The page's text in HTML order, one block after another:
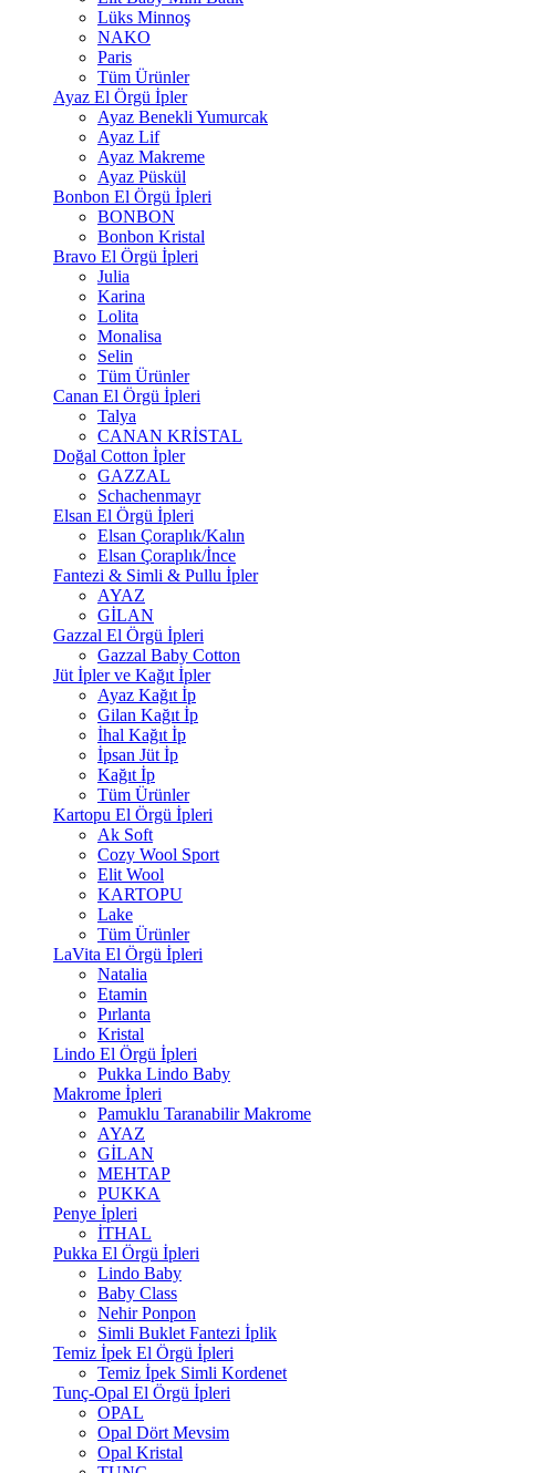
Lüks Minnoş
NAKO
Paris
Tüm Ürünler
Ayaz El Örgü İpler
Ayaz Benekli Yumurcak
Ayaz Lif
Ayaz Makreme
Ayaz Püskül
Bonbon El Örgü İpleri
BONBON
Bonbon Kristal
Bravo El Örgü İpleri
Julia
Karina
Lolita
Monalisa
Selin
Tüm Ürünler
Canan El Örgü İpleri
Talya
CANAN KRİSTAL
Doğal Cotton İpler
GAZZAL
Schachenmayr
Elsan El Örgü İpleri
Elsan Çoraplık/Kalın
Elsan Çoraplık/İnce
Fantezi & Simli & Pullu İpler
AYAZ
GİLAN
Gazzal El Örgü İpleri
Gazzal Baby Cotton
Jüt İpler ve Kağıt İpler
Ayaz Kağıt İp
Gilan Kağıt İp
İhal Kağıt İp
İpsan Jüt İp
Kağıt İp
Tüm Ürünler
Kartopu El Örgü İpleri
Ak Soft
Cozy Wool Sport
Elit Wool
KARTOPU
Lake
Tüm Ürünler
LaVita El Örgü İpleri
Natalia
Etamin
Pırlanta
Kristal
Lindo El Örgü İpleri
Pukka Lindo Baby
Makrome İpleri
Pamuklu Taranabilir Makrome
AYAZ
GİLAN
MEHTAP
PUKKA
Penye İpleri
İTHAL
Pukka El Örgü İpleri
Lindo Baby
Baby Class
Nehir Ponpon
Simli Buklet Fantezi İplik
Temiz İpek El Örgü İpleri
Temiz İpek Simli Kordenet
Tunç-Opal El Örgü İpleri
OPAL
Opal Dört Mevsim
Opal Kristal